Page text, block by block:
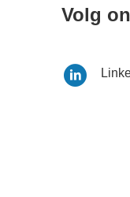
Volg